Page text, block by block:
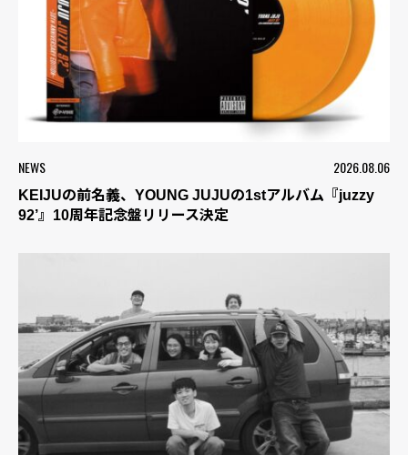
NEWS 2026.08.06
KEIJUの前名義、YOUNG JUJUの1stアルバム『juzzy
92’』10周年記念盤リリース決定